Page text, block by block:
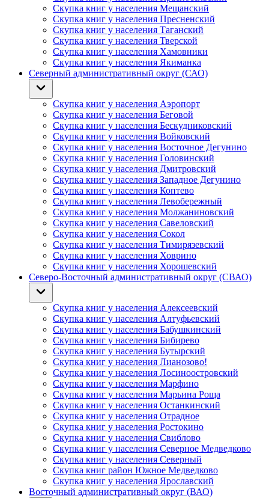
Скупка книг у населения Мещанский
Скупка книг у населения Пресненский
Скупка книг у населения Таганский
Скупка книг у населения Тверской
Скупка книг у населения Хамовники
Скупка книг у населения Якиманка
Северный административный округ (САО)
Скупка книг у населения Аэропорт
Скупка книг у населения Беговой
Скупка книг у населения Бескудниковский
Скупка книг у населения Войковский
Скупка книг у населения Восточное Дегунино
Скупка книг у населения Головинский
Скупка книг у населения Дмитровский
Скупка книг у населения Западное Дегунино
Скупка книг у населения Коптево
Скупка книг у населения Левобережный
Скупка книг у населения Молжаниновский
Скупка книг у населения Савеловский
Скупка книг у населения Сокол
Скупка книг у населения Тимирязевский
Скупка книг у населения Ховрино
Скупка книг у населения Хорошевский
Северо-Восточный административный округ (СВАО)
Скупка книг у населения Алексеевский
Скупка книг у населения Алтуфьевский
Скупка книг у населения Бабушкинский
Скупка книг у населения Бибирево
Скупка книг у населения Бутырский
Скупка книг у населения Лианозово!
Скупка книг у населения Лосиноостровский
Скупка книг у населения Марфино
Скупка книг у населения Марьина Роща
Скупка книг у населения Останкинский
Скупка книг у населения Отрадное
Скупка книг у населения Ростокино
Скупка книг у населения Свиблово
Скупка книг у населения Северное Медведково
Скупка книг у населения Северный
Скупка книг район Южное Медведково
Скупка книг у населения Ярославский
Восточный административный округ (ВАО)